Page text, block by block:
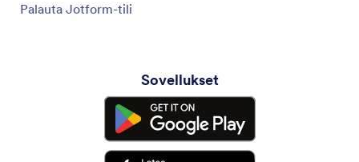
Palauta Jotform-tili
Sovellukset